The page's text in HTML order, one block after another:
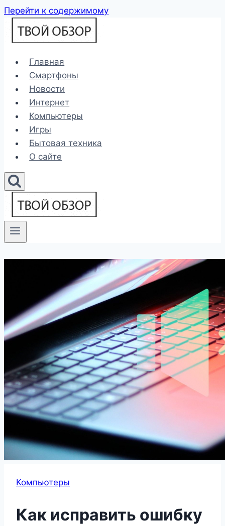
Перейти к содержимому
Главная
Смартфоны
Новости
Интернет
Компьютеры
Игры
Бытовая техника
О сайте
Компьютеры
Как исправить ошибку